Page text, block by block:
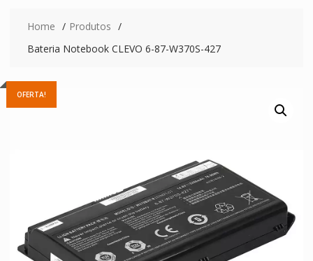
Home
Produtos
Bateria Notebook CLEVO 6-87-W370S-427
OFERTA!